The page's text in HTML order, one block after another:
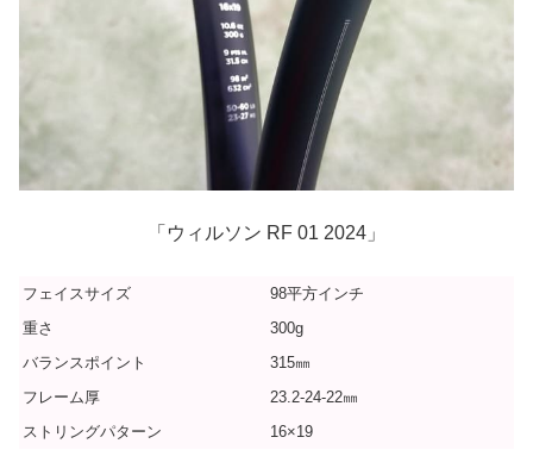
「ウィルソン RF 01 2024」
フェイスサイズ
98平方インチ
重さ
300g
バランスポイント
315㎜
フレーム厚
23.2-24-22㎜
ストリングパターン
16×19